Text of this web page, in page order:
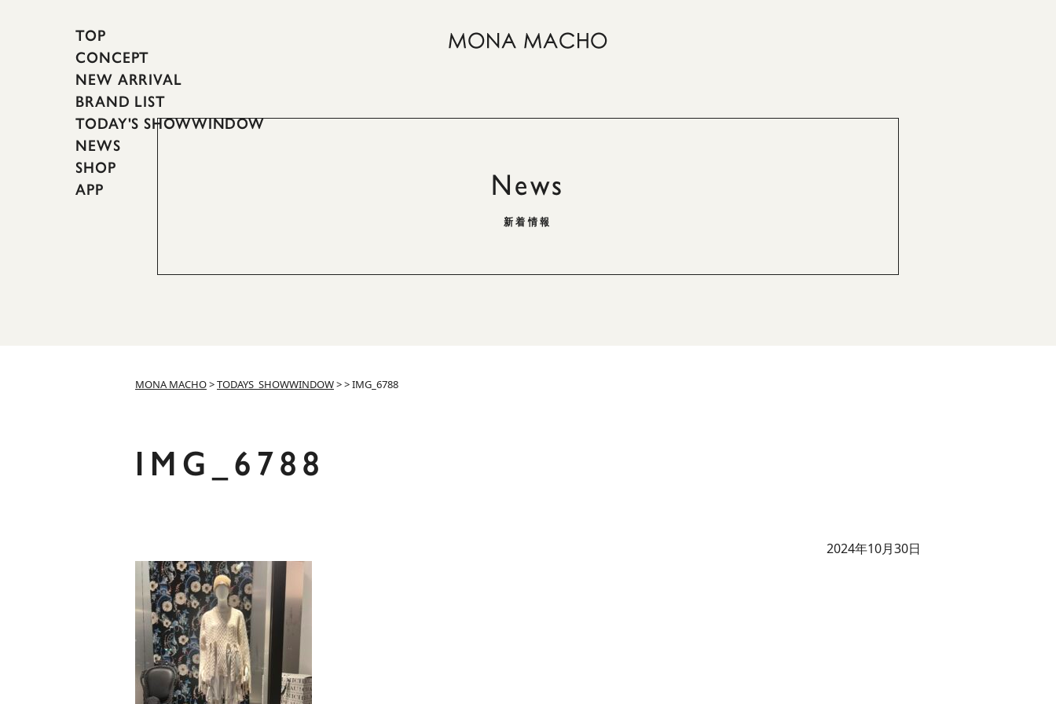
TOP
CONCEPT
NEW ARRIVAL
BRAND LIST
TODAY'S SHOWWINDOW
NEWS
SHOP
APP
News
新着情報
MONA MACHO>TODAYS_SHOWWINDOW>>IMG_6788
IMG_6788
2024年10月30日